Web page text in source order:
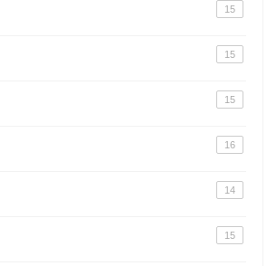
15
15
15
16
14
15